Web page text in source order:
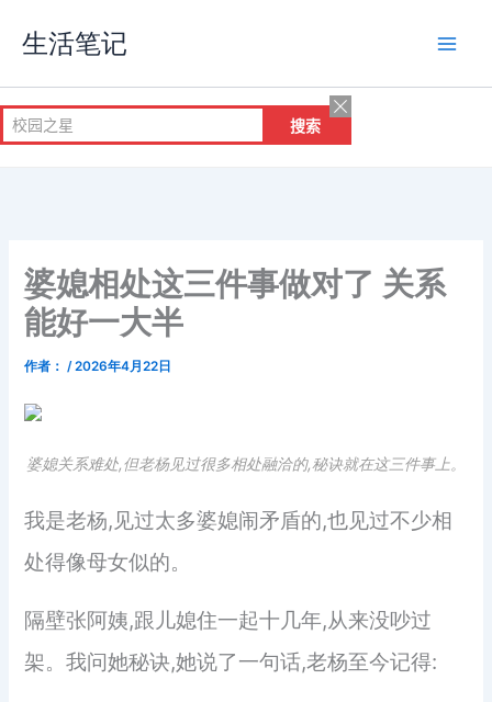
容
生活笔记
婆媳相处这三件事做对了 关系
能好一大半
作者： /2026年4月22日
婆媳关系难处,但老杨见过很多相处融洽的,秘诀就在这三件事上。
我是老杨,见过太多婆媳闹矛盾的,也见过不少相
处得像母女似的。
隔壁张阿姨,跟儿媳住一起十几年,从来没吵过
架。我问她秘诀,她说了一句话,老杨至今记得: